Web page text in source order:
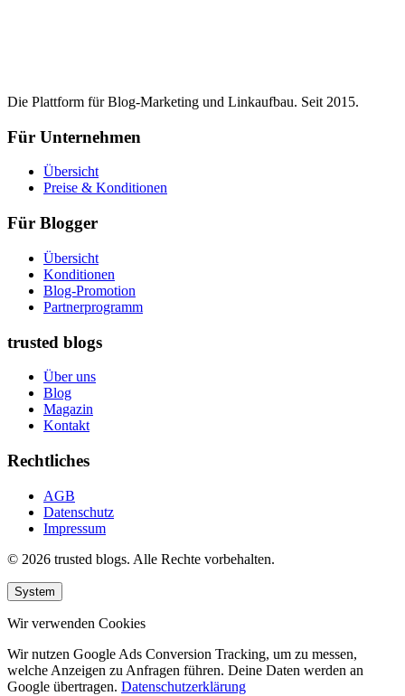
Die Plattform für Blog-Marketing und Linkaufbau. Seit 2015.
Für Unternehmen
Übersicht
Preise & Konditionen
Für Blogger
Übersicht
Konditionen
Blog-Promotion
Partnerprogramm
trusted blogs
Über uns
Blog
Magazin
Kontakt
Rechtliches
AGB
Datenschutz
Impressum
© 2026 trusted blogs. Alle Rechte vorbehalten.
System
Wir verwenden Cookies
Wir nutzen Google Ads Conversion Tracking, um zu messen,
welche Anzeigen zu Anfragen führen. Deine Daten werden an
Google übertragen. Datenschutzerklärung